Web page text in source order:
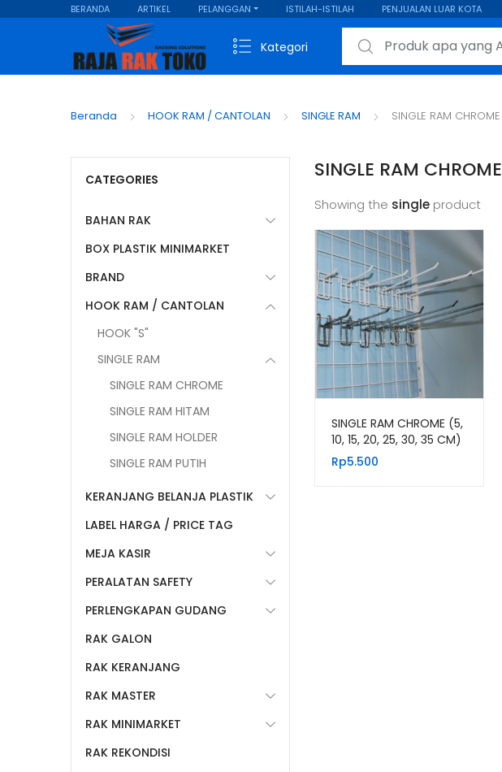
BERANDA ARTIKEL PELANGGAN ISTILAH-ISTILAH PENJUALAN LUAR KOTA
Kategori
Search for:
Beranda HOOK RAM / CANTOLAN SINGLE RAM SINGLE RAM CHROME
SINGLE RAM CHROME
Showing the single product
SINGLE RAM CHROME (5,
10, 15, 20, 25, 30, 35 CM)
Rp5.500
CATEGORIES
BAHAN RAK
BOX PLASTIK MINIMARKET
BRAND
HOOK RAM / CANTOLAN
HOOK "S"
SINGLE RAM
SINGLE RAM CHROME
SINGLE RAM HITAM
SINGLE RAM HOLDER
SINGLE RAM PUTIH
KERANJANG BELANJA PLASTIK
LABEL HARGA / PRICE TAG
MEJA KASIR
PERALATAN SAFETY
PERLENGKAPAN GUDANG
RAK GALON
RAK KERANJANG
RAK MASTER
RAK MINIMARKET
RAK REKONDISI